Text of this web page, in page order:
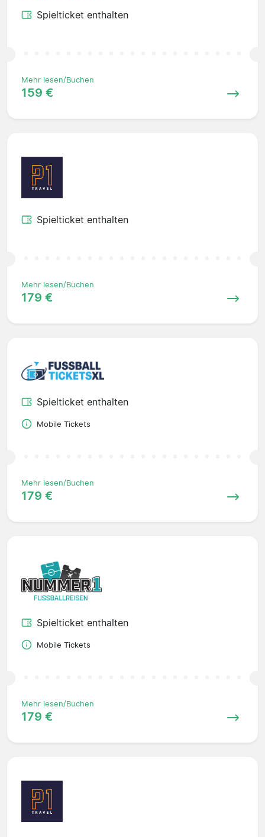
Spielticket enthalten
Mehr lesen/Buchen
159 €
Spielticket enthalten
Mehr lesen/Buchen
179 €
Spielticket enthalten
Mobile Tickets
Mehr lesen/Buchen
179 €
Spielticket enthalten
Mobile Tickets
Mehr lesen/Buchen
179 €